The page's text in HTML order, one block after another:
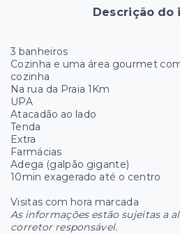
Descrição do
3 banheiros
Cozinha e uma área gourmet
cozinha
Na rua da Praia 1Km
UPA
Atacadão ao lado
Tenda
Extra
Farmácias
Adega (galpão gigante)
10min exagerado até o centro
Visitas com hora marcada
As informações estão sujeitas a
corretor responsável.